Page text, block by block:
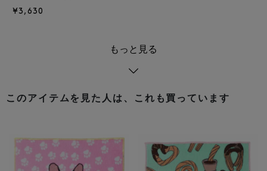
¥3,630
もっと見る
このアイテムを見た人は、これも買っています